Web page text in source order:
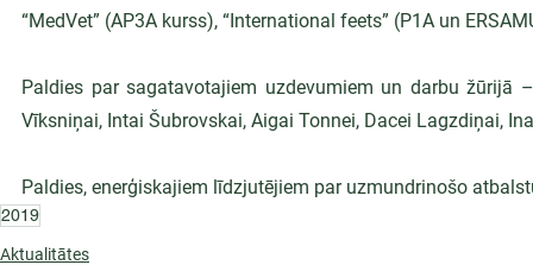
“MedVet” (AP3A kurss), “International feets” (P1A un
Paldies par sagatavotajiem uzdevumiem un darbu žūrijā
Vīksniņai, Intai Šubrovskai, Aigai Tonnei, Dacei Lagzdiņai,
Paldies, enerģiskajiem līdzjutējiem par uzmundrinošo
2019
Aktualitātes